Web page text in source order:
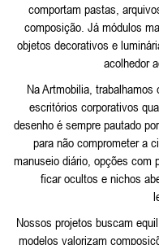
comportam pastas,
composição. Já módulos
objetos decorativos e
acolhedor
Na Artmobilia,
escritórios corporativos
desenho é sempre pautado
para não comprometer a
manuseio diário, opções com
ficar ocultos e nichos
Nossos projetos buscam
modelos valorizam